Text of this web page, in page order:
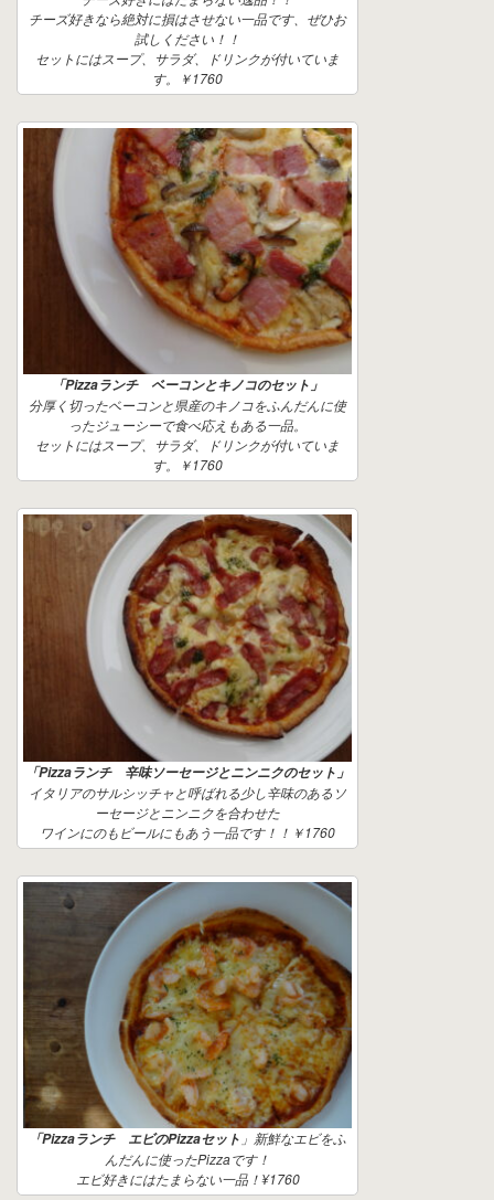
チーズ好きなら絶対に損はさせない一品です、ぜひお
試しください！！
セットにはスープ、サラダ、ドリンクが付いていま
す。￥1760
「Pizzaランチ ベーコンとキノコのセット」
分厚く切ったベーコンと県産のキノコをふんだんに使
ったジューシーで食べ応えもある一品。
セットにはスープ、サラダ、ドリンクが付いていま
す。￥1760
「Pizzaランチ 辛味ソーセージとニンニクのセット」
イタリアのサルシッチャと呼ばれる少し辛味のあるソ
ーセージとニンニクを合わせた
ワインにのもビールにもあう一品です！！￥1760
「Pizzaランチ エビのPizzaセット 」新鮮なエビをふ
んだんに使ったPizzaです！
エビ好きにはたまらない一品！¥1760